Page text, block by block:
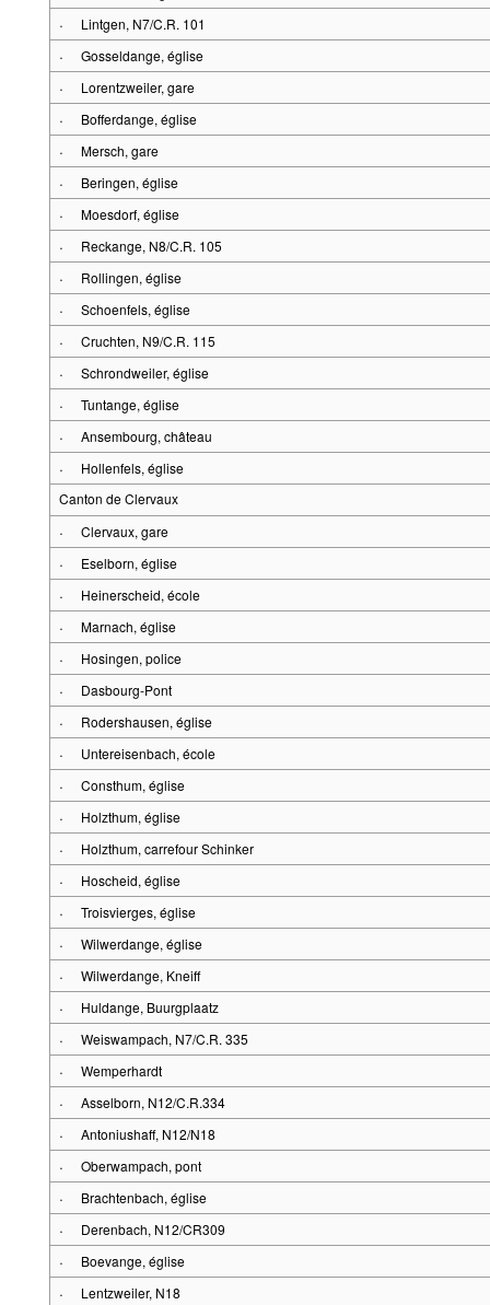
· Lintgen, N7/C.R. 101
· Gosseldange, église
· Lorentzweiler, gare
· Bofferdange, église
· Mersch, gare
· Beringen, église
· Moesdorf, église
· Reckange, N8/C.R. 105
· Rollingen, église
· Schoenfels, église
· Cruchten, N9/C.R. 115
· Schrondweiler, église
· Tuntange, église
· Ansembourg, château
·
Hollenfels, église
Canton de Clervaux
· Clervaux, gare
· Eselborn, église
· Heinerscheid, école
· Marnach, église
· Hosingen, police
· Dasbourg-Pont
· Rodershausen, église
· Untereisenbach, école
· Consthum, église
· Holzthum, église
· Holzthum, carrefour Schinker
· Hoscheid, église
· Troisvierges, église
· Wilwerdange, église
· Wilwerdange, Kneiff
· Huldange, Buurgplaatz
· Weiswampach, N7/C.R. 335
· Wemperhardt
· Asselborn, N12/C.R.334
· Antoniushaff, N12/N18
· Oberwampach, pont
· Brachtenbach, église
· Derenbach, N12/CR309
· Boevange, église
· Lentzweiler, N18